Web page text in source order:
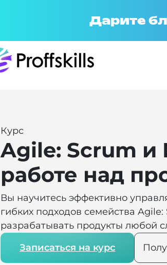
Дарите
Курс
Agile: Scrum и
работе над
Вы научитесь эффективно
гибких подходов семейства
разрабатывать продукты любой
Записаться на курс